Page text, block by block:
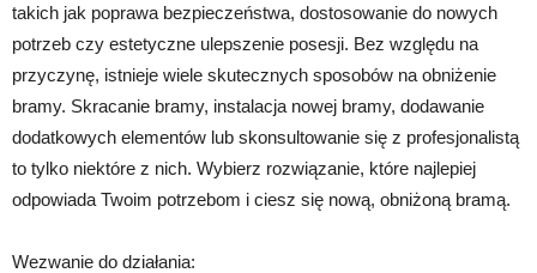
takich jak poprawa bezpieczeństwa, dostosowanie do nowych
potrzeb czy estetyczne ulepszenie posesji. Bez względu na
przyczynę, istnieje wiele skutecznych sposobów na obniżenie
bramy. Skracanie bramy, instalacja nowej bramy, dodawanie
dodatkowych elementów lub skonsultowanie się z profesjonalistą
to tylko niektóre z nich. Wybierz rozwiązanie, które najlepiej
odpowiada Twoim potrzebom i ciesz się nową, obniżoną bramą.
Wezwanie do działania: